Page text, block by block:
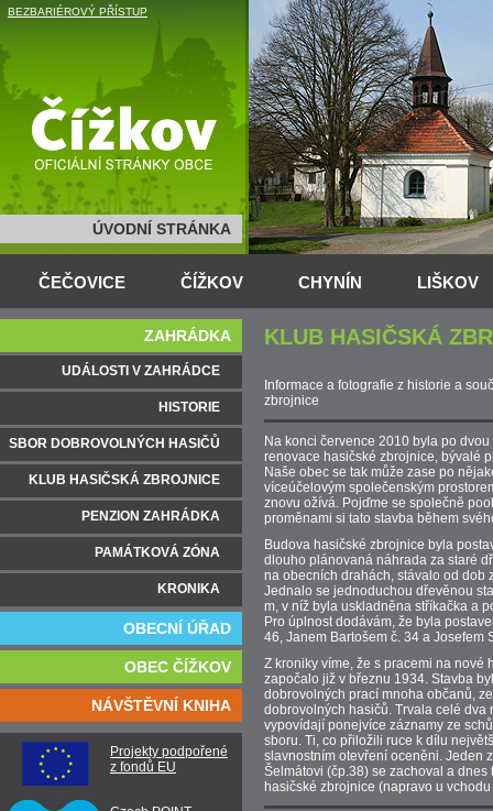
BEZBARIÉROVÝ PŘÍSTUP
ÚVODNÍ STRÁNKA
ČEČOVICE ČÍŽKOV CHYNÍN LIŠKOV
KLUB HASIČSKÁ
Informace a fotografie z historie a
zbrojnice
Na konci července 2010 byla po
renovace hasičské zbrojnice, bývalé
Naše obec se tak může zase po
víceúčelovým společenským
znovu ožívá. Pojďme se společně
proměnami si tato stavba během
Budova hasičské zbrojnice byla
dlouho plánovaná náhrada za staré
na obecních drahách, stávalo od dob
Jednalo se jednoduchou dřevěnou
m, v níž byla uskladněna stříkačka a
Pro úplnost dodávám, že byla
46, Janem Bartošem č. 34 a Josefem
Z kroniky víme, že s pracemi na nové
započalo již v březnu 1934. Stavba
dobrovolných prací mnoha občanů,
dobrovolných hasičů. Trvala celé dva
vypovídají ponejvíce záznamy ze
sboru. Ti, co přiložili ruce k dílu
slavnostním otevření oceněni. Jeden
Šelmátovi (čp.38) se zachoval a dnes
hasičské zbrojnice (napravo u
ZAHRÁDKA
UDÁLOSTI V ZAHRÁDCE
HISTORIE
SBOR DOBROVOLNÝCH HASIČŮ
KLUB HASIČSKÁ ZBROJNICE
PENZION ZAHRÁDKA
PAMÁTKOVÁ ZÓNA
KRONIKA
OBECNÍ ÚŘAD
OBEC ČÍŽKOV
NÁVŠTĚVNÍ KNIHA
Projekty podpořené
z fondů EU